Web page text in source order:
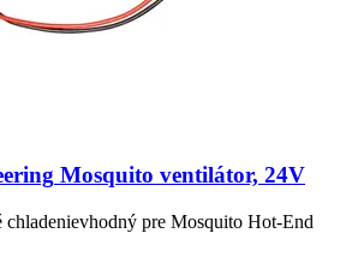
Mosquito ventilátor, 24V
chladenievhodný pre Mosquito Hot-End